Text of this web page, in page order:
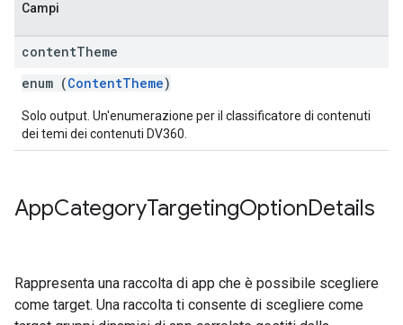
Campi
contentTheme
enum (ContentTheme)
Solo output. Un'enumerazione per il classificatore di contenuti
dei temi dei contenuti DV360.
AppCategoryTargetingOptionDetails
Rappresenta una raccolta di app che è possibile scegliere
come target. Una raccolta ti consente di scegliere come